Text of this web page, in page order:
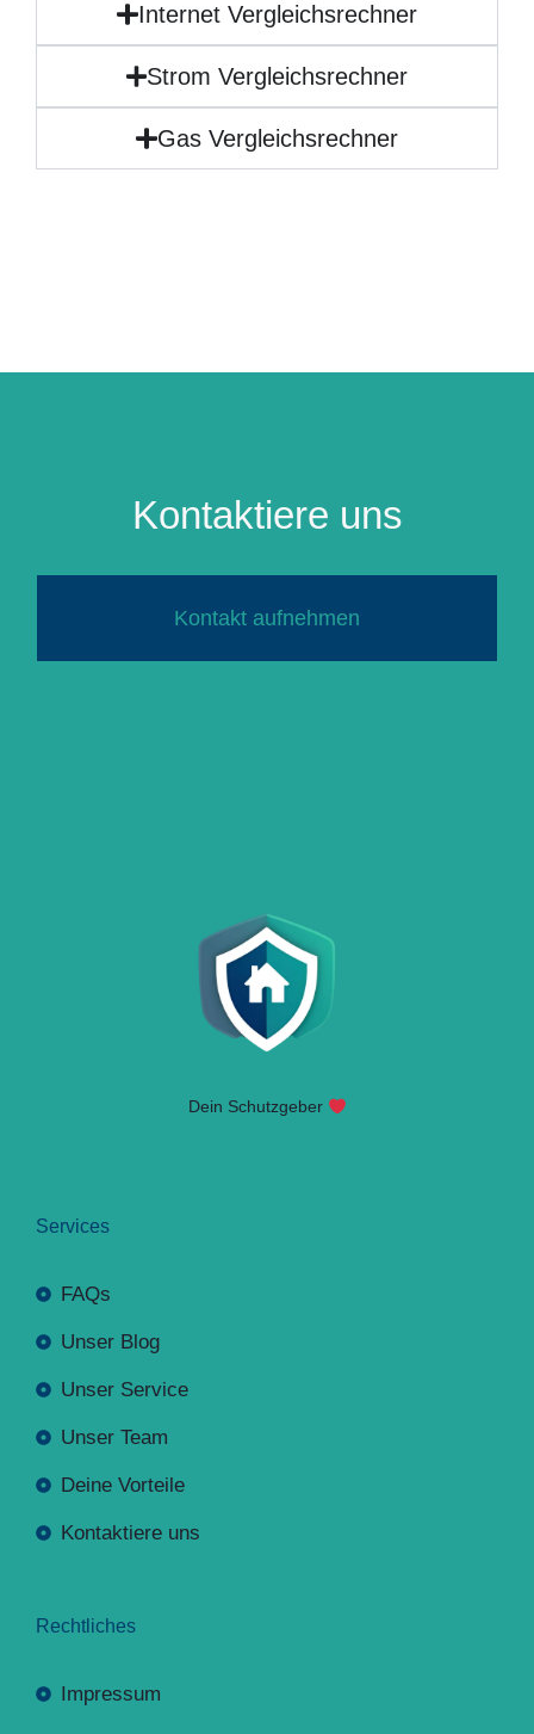
Internet Vergleichsrechner
Strom Vergleichsrechner
Gas Vergleichsrechner
Kontaktiere uns
Kontakt aufnehmen
Dein Schutzgeber
Services
FAQs
Unser Blog
Unser Service
Unser Team
Deine Vorteile
Kontaktiere uns
Rechtliches
Impressum